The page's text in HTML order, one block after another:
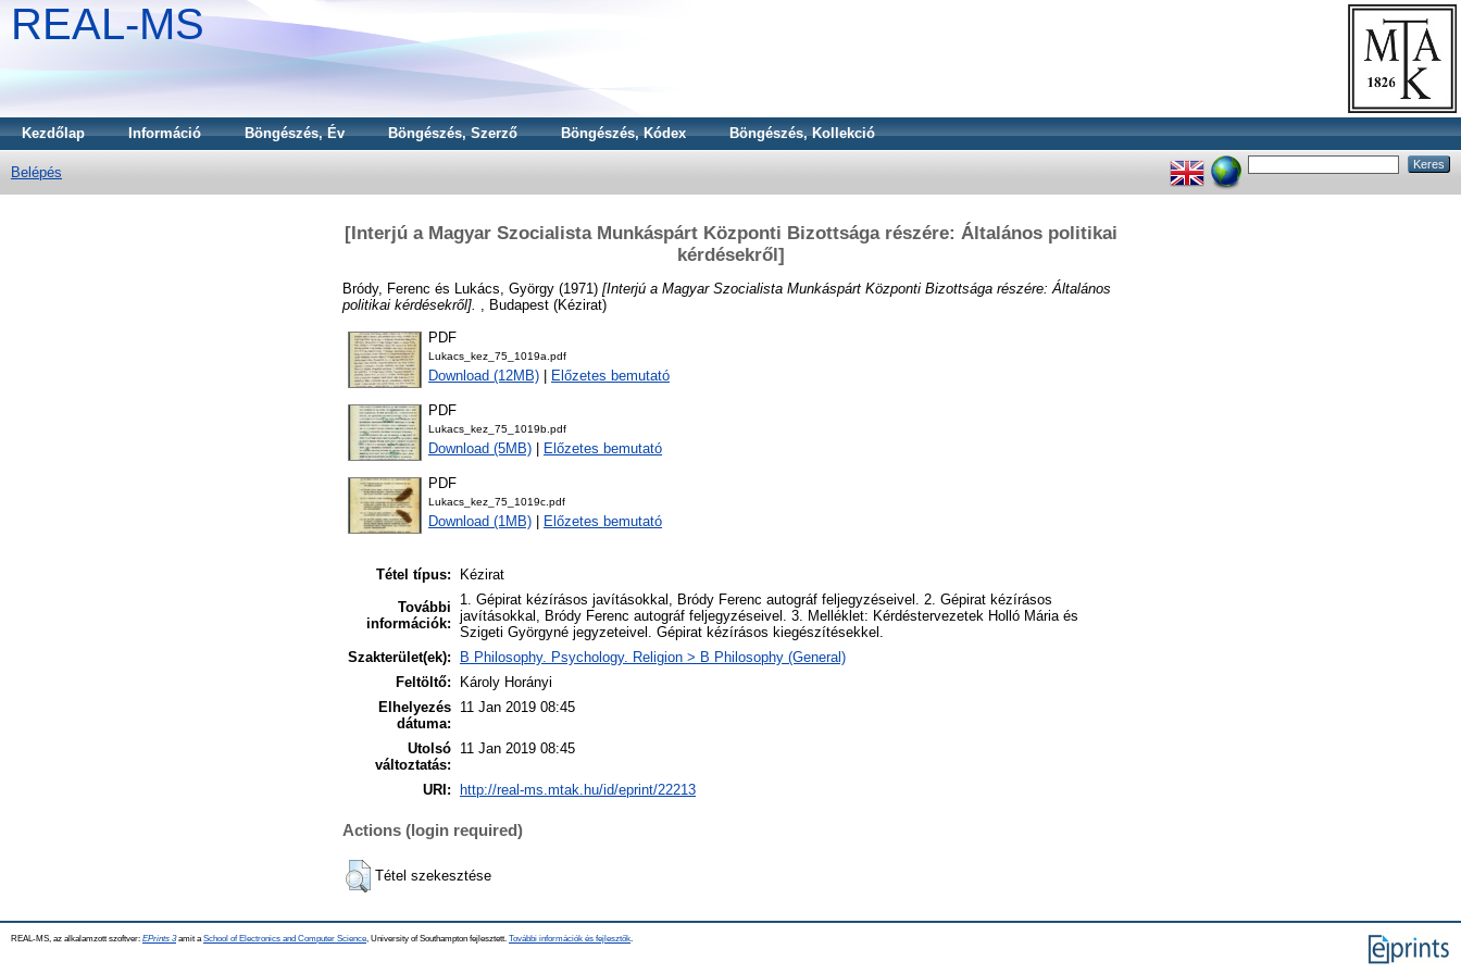
REAL-MS
Kezdőlap Információ Böngészés, Év Böngészés, Szerző Böngészés, Kódex Böngészés, Kollekció
Belépés
[Interjú a Magyar Szocialista Munkáspárt Központi Bizottsága részére: Általános politikai
kérdésekről]
Bródy, Ferenc és Lukács, György (1971) [Interjú a Magyar Szocialista Munkáspárt Központi Bizottsága részére: Általános
politikai kérdésekről].
, Budapest (Kézirat)
PDF
Lukacs_kez_75_1019a.pdf
Download (12MB) Előzetes bemutató
PDF
Lukacs_kez_75_1019b.pdf
Download (5MB) Előzetes bemutató
PDF
Lukacs_kez_75_1019c.pdf
Download (1MB) Előzetes bemutató
Tétel típus:
Kézirat
További
információk:
1. Gépirat kézírásos javításokkal, Bródy Ferenc autográf feljegyzéseivel. 2. Gépirat kézírásos
javításokkal, Bródy Ferenc autográf feljegyzéseivel. 3. Melléklet: Kérdéstervezetek Holló Mária és
Szigeti Györgyné jegyzeteivel. Gépirat kézírásos kiegészítésekkel.
Szakterület(ek):
B Philosophy. Psychology. Religion > B Philosophy (General)
Feltöltő:
Károly Horányi
Elhelyezés
dátuma:
11 Jan 2019 08:45
Utolsó
változtatás:
11 Jan 2019 08:45
URI: http://real-ms.mtak.hu/id/eprint/22213
Actions (login required)
Tétel szekesztése
REAL-MS, az alkalamzott szoftver: EPrints 3amit a School of Electronics and Computer Science , University of Southampton fejlesztett. További információk és fejlesztők